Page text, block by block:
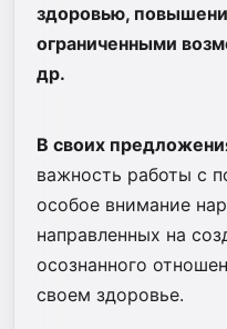
здоровью,
ограниченными
др.
В своих
важность работы с
особое внимание
направленных на
осознанного
своем здоровье.